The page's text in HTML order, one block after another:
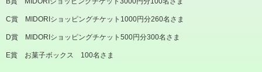
C賞 MIDORIショッピングチケット1000円分260名さま
D賞 MIDORIショッピングチケット500円分300名さま
E賞 お菓子ボックス 100名さま